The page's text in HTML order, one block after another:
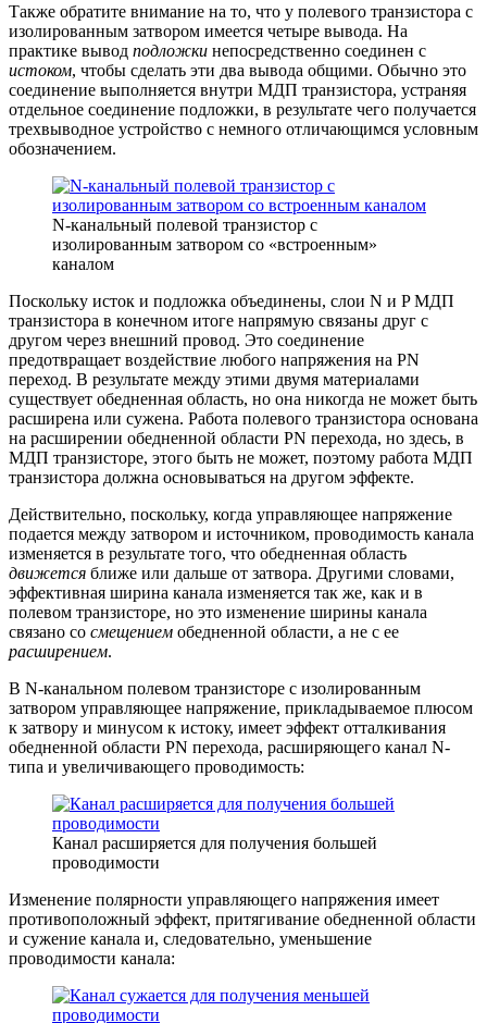
Также обратите внимание на то, что у полевого транзистора с
изолированным затвором имеется четыре вывода. На
практике вывод подложки непосредственно соединен с
истоком, чтобы сделать эти два вывода общими. Обычно это
соединение выполняется внутри МДП транзистора, устраняя
отдельное соединение подложки, в результате чего получается
трехвыводное устройство с немного отличающимся условным
обозначением.
N-канальный полевой транзистор с
изолированным затвором со «встроенным»
каналом
Поскольку исток и подложка объединены, слои N и P МДП
транзистора в конечном итоге напрямую связаны друг с
другом через внешний провод. Это соединение
предотвращает воздействие любого напряжения на PN
переход. В результате между этими двумя материалами
существует обедненная область, но она никогда не может быть
расширена или сужена. Работа полевого транзистора основана
на расширении обедненной области PN перехода, но здесь, в
МДП транзисторе, этого быть не может, поэтому работа МДП
транзистора должна основываться на другом эффекте.
Действительно, поскольку, когда управляющее напряжение
подается между затвором и источником, проводимость канала
изменяется в результате того, что обедненная область
движется ближе или дальше от затвора. Другими словами,
эффективная ширина канала изменяется так же, как и в
полевом транзисторе, но это изменение ширины канала
связано со смещением обедненной области, а не с ее
расширением.
В N-канальном полевом транзисторе с изолированным
затвором управляющее напряжение, прикладываемое плюсом
к затвору и минусом к истоку, имеет эффект отталкивания
обедненной области PN перехода, расширяющего канал N-
типа и увеличивающего проводимость:
Канал расширяется для получения большей
проводимости
Изменение полярности управляющего напряжения имеет
противоположный эффект, притягивание обедненной области
и сужение канала и, следовательно, уменьшение
проводимости канала: